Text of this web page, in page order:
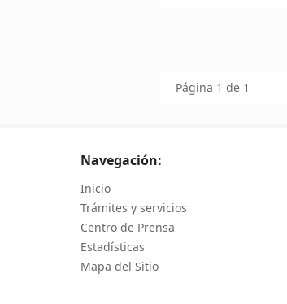
Página 1 de 1
Navegación:
Inicio
Trámites y servicios
Centro de Prensa
Estadísticas
Mapa del Sitio